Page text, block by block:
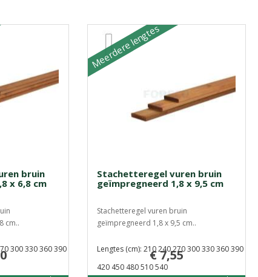
bruin
x 6,8 cm
cm..
300 330 360 390
Meerdere lengtes
Stachetteregel vuren bruin
geïmpregneerd 1,8 x 9,5 cm
Stachetteregel vuren bruin
geïmpregneerd 1,8 x 9,5 cm..
€ 7,55
Lengtes (cm): 210 240 270 300 330 360 390
420 450 480 510 540